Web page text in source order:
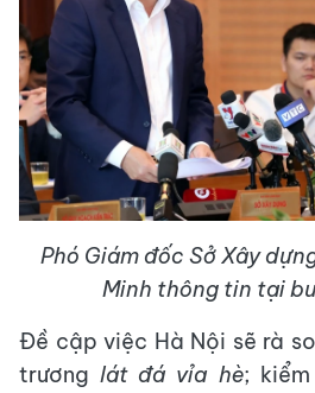
Phó Giám đốc Sở Xây
Minh thông tin tại
Đề cập việc Hà Nội sẽ rà
trương lát đá vỉa hè;